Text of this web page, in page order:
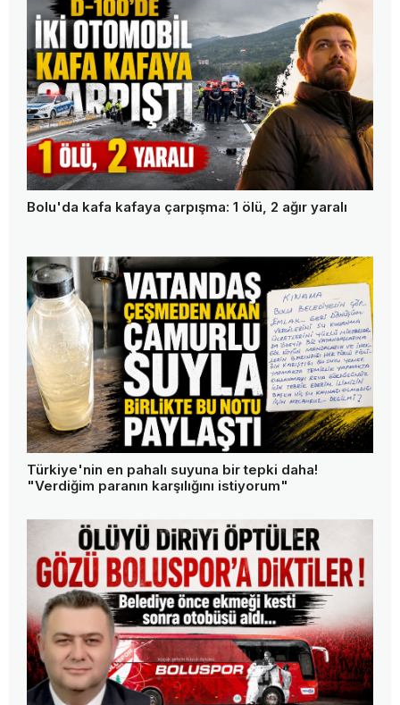
Bolu'da kafa kafaya çarpışma: 1 ölü, 2 ağır yaralı
Türkiye'nin en pahalı suyuna bir tepki daha!
"Verdiğim paranın karşılığını istiyorum"